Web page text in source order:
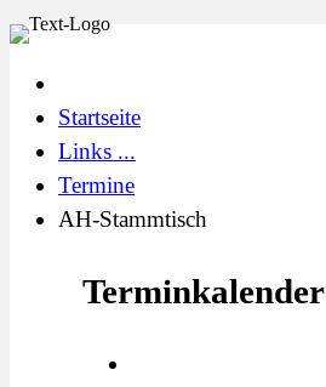
Startseite
Links ...
Termine
AH-Stammtisch
Terminkalender